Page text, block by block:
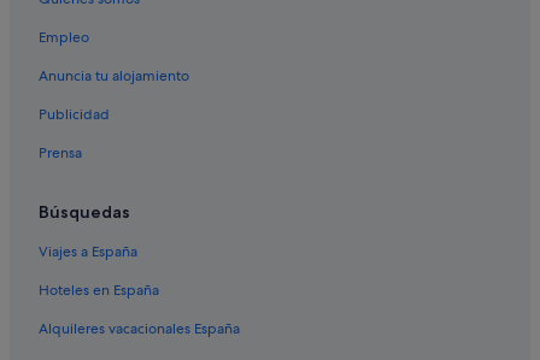
Empleo
Anuncia tu alojamiento
Publicidad
Prensa
Búsquedas
Viajes a España
Hoteles en España
Alquileres vacacionales España